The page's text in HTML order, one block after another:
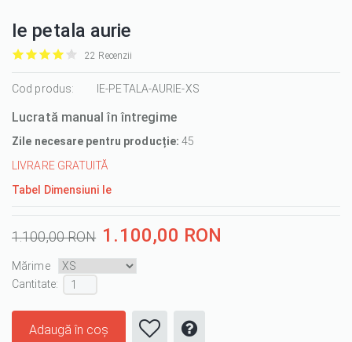
Ie petala aurie
it
1/5
it
2/5
it
3/5
it
4/5
it
5/5
22 Recenzii
Cod produs: IE-PETALA-AURIE-XS
Lucrată manual în întregime
Zile necesare pentru producție:45
LIVRARE GRATUITĂ
Tabel Dimensiuni Ie
1.100,00 RON 1.100,00 RON
Mărime
Cantitate :